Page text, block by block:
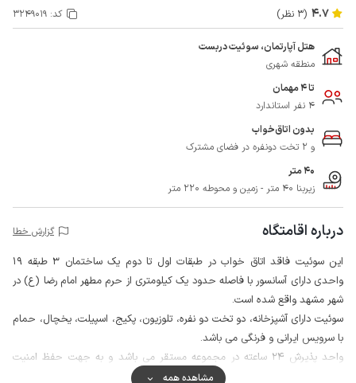
4.7 (3 نظر) کد: 3249019
هتل آپارتمان، سوئیت دربست
منطقه شهری
تا 4 مهمان
4 نفر استاندارد
بدون اتاق‌خواب
و 2 تخت دونفره در فضای مشترک
40 متر
زیربنا 40 متر - زمین و محوطه 220 متر
درباره اقامتگاه گزارش خطا
این سوئیت فاقد اتاق خواب در طبقات اول تا دوم یک ساختمان 3 طبقه 19
واحدی دارای آسانسور با فاصله حدود یک کیلومتری از حرم مطهر امام رضا (ع) در
شهر مشهد واقع شده است.
سوئیت دارای آشپزخانه، دو تخت دو نفره، تلوزیون، پکیج، اسپیلت، یخچال، حمام
با سرویس ایرانی و فرنگی می باشد.
واحد پذیرش 24 ساعته در مجموعه مستقر می باشد و به جهت حفظ امنیت
بیشتر مشاعات اقامتگاه و ورودی ساختمان مجهز به دوربین مداربسته است.
مشاهده همه